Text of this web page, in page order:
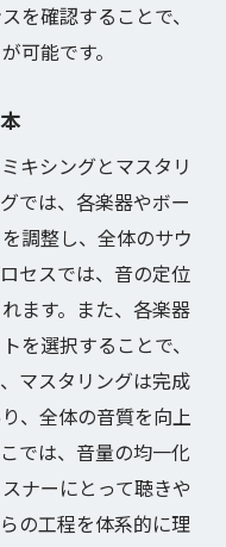
を確認することで、
可能です。
キシングとマスタリ
では、各楽器やボー
調整し、全体のサウ
セスでは、音の定位
ます。また、各楽器
を選択することで、
マスタリングは完成
、全体の音質を向上
では、音量の均一化
ナーにとって聴きや
の工程を体系的に理